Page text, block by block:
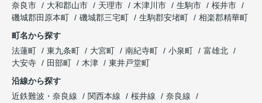
奈良市
大和郡山市 天理市 木津川市 生駒市
桜井市
磯城郡田原本町
磯城郡三宅町 生駒郡安堵町
相楽郡精華町
町名から探す
法蓮町
東九条町 大宮町 南紀寺町 小泉町
富雄北
大安寺
田部町 木津
東井戸堂町
沿線から探す
近鉄難波・奈良線
関西本線 桜井線
奈良線